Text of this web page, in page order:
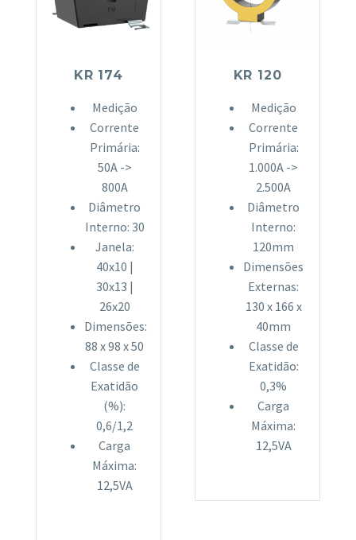
KR 174
Medição
Corrente
Primária:
50A ->
800A
Diâmetro
Interno: 30
Janela:
40x10 |
30x13 |
26x20
Dimensões:
88 x 98 x 50
Classe de
Exatidão
(%):
0,6/1,2
Carga
Máxima:
12,5VA
KR 120
Medição
Corrente
Primária:
1.000A ->
2.500A
Diâmetro
Interno:
120mm
Dimensões
Externas:
130 x 166 x
40mm
Classe de
Exatidão:
0,3%
Carga
Máxima:
12,5VA